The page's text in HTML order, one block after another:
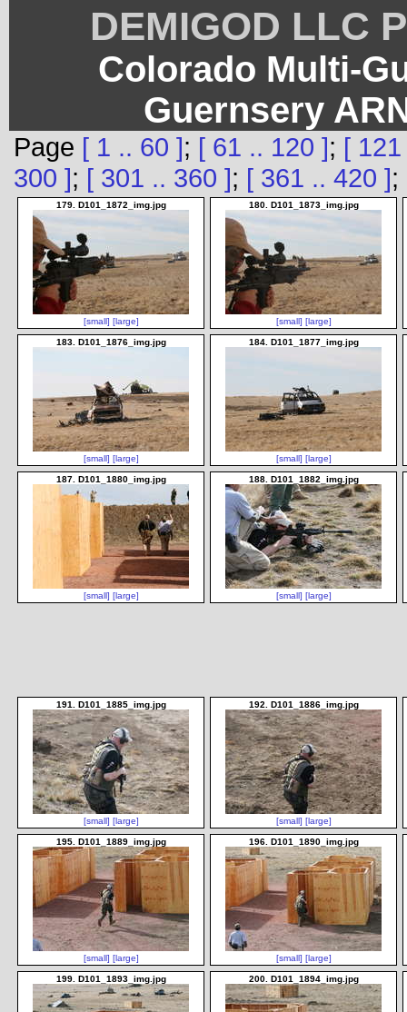
DEMIGOD LLC
Colorado Multi-
Guernsery
Page [ 1 .. 60 ]; [ 61 .. 120 ]; [
300 ]; [ 301 .. 360 ]; [ 361 .. 420 ];
179. D101_1872_img.jpg
[small] [large]
180. D101_1873_img.jpg
[small] [large]
183. D101_1876_img.jpg
[small] [large]
184. D101_1877_img.jpg
[small] [large]
187. D101_1880_img.jpg
[small] [large]
188. D101_1882_img.jpg
[small] [large]
191. D101_1885_img.jpg
[small] [large]
192. D101_1886_img.jpg
[small] [large]
195. D101_1889_img.jpg
[small] [large]
196. D101_1890_img.jpg
[small] [large]
199. D101_1893_img.jpg 200. D101_1894_img.jpg